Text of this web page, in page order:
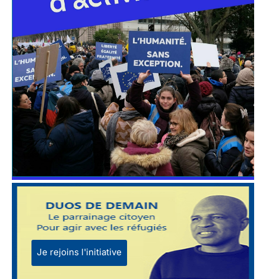
Je rejoins l'initiative